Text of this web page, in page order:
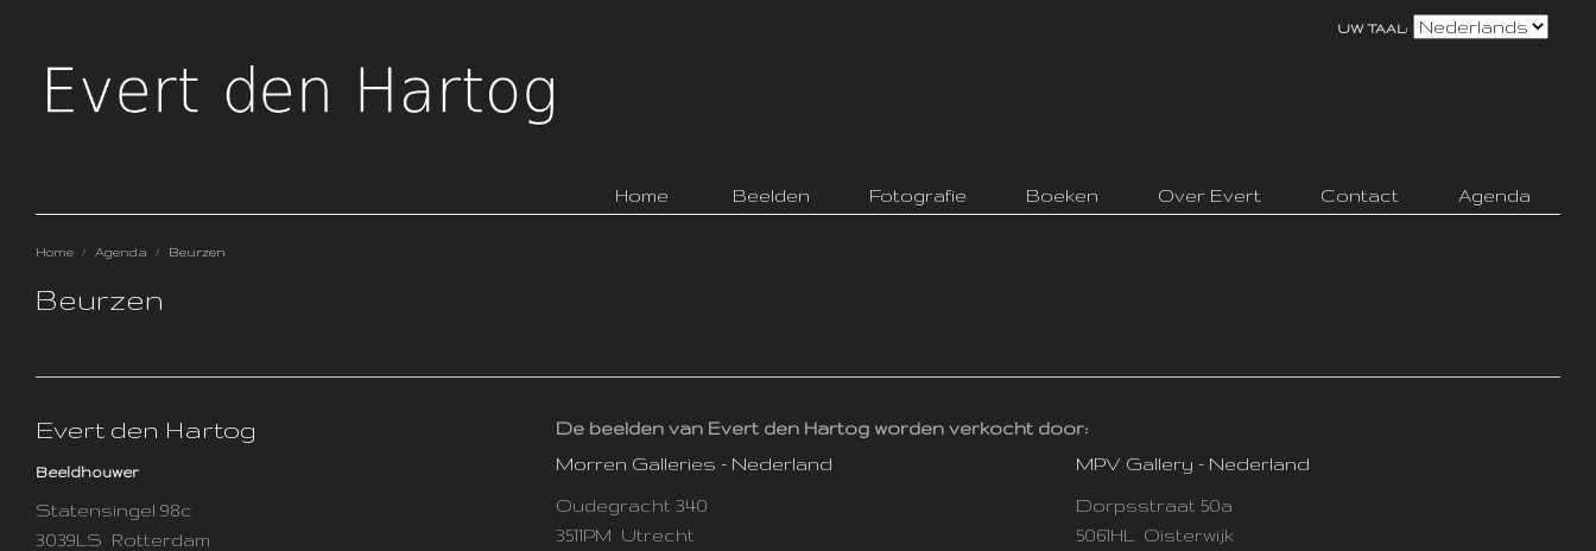
UW TAAL:
Home Beelden Fotografie Boeken Over Evert Contact Agenda
Home / Agenda / Beurzen
Beurzen
Evert den Hartog
Beeldhouwer
Statensingel 98c
3039LS Rotterdam
De beelden van Evert den Hartog worden verkocht door:
Morren Galleries - Nederland
Oudegracht 340
3511PM Utrecht
MPV Gallery - Nederland
Dorpsstraat 50a
5061HL Oisterwijk